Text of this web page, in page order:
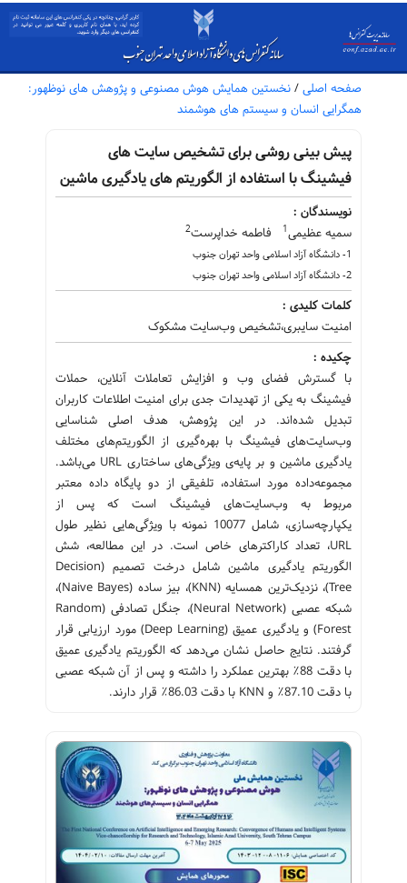
صفحه اصلی / نخستین همایش هوش مصنوعی و پژوهش های نوظهور:
همگرایی انسان و سیستم های هوشمند
پیش بینی روشی برای تشخیص سایت های
فیشینگ با استفاده از الگوریتم های یادگیری ماشین
نویسندگان :
سمیه عظیمی1 فاطمه خداپرست2
1- دانشگاه آزاد اسلامی واحد تهران جنوب
2- دانشگاه آزاد اسلامی واحد تهران جنوب
کلمات کلیدی :
امنیت سایبری،تشخیص وب‌سایت مشکوک
چکیده :
با گسترش فضای وب و افزایش تعاملات آنلاین، حملات
فیشینگ به یکی از تهدیدات جدی برای امنیت اطلاعات کاربران
تبدیل شده‌اند. در این پژوهش، هدف اصلی شناسایی
وب‌سایت‌های فیشینگ با بهره‌گیری از الگوریتم‌های مختلف
یادگیری ماشین و بر پایه‌ی ویژگی‌های ساختاری URL می‌باشد.
مجموعه‌داده مورد استفاده، تلفیقی از دو پایگاه داده معتبر
مربوط به وب‌سایت‌های فیشینگ است که پس از
یکپارچه‌سازی، شامل 10077 نمونه با ویژگی‌هایی نظیر طول
URL، تعداد کاراکترهای خاص است. در این مطالعه، شش
الگوریتم یادگیری ماشین شامل درخت تصمیم (Decision
Tree)، نزدیک‌ترین همسایه (KNN)، بیز ساده (Naive Bayes)،
شبکه عصبی (Neural Network)، جنگل تصادفی (Random
Forest) و یادگیری عمیق (Deep Learning) مورد ارزیابی قرار
گرفتند. نتایج حاصل نشان می‌دهد که الگوریتم یادگیری عمیق
با دقت 88٪ بهترین عملکرد را داشته و پس از آن شبکه عصبی
با دقت 87.10٪ و KNN با دقت 86.03٪ قرار دارند.